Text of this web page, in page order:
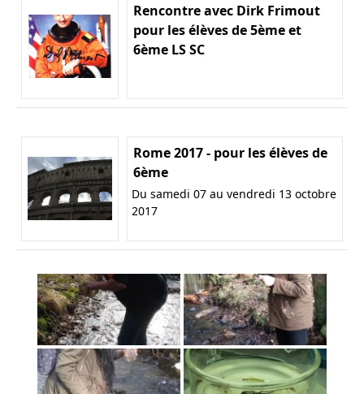
Rencontre avec Dirk Frimout
pour les élèves de 5ème et
6ème LS SC
Rome 2017 - pour les élèves de
6ème
Du samedi 07 au vendredi 13 octobre
2017